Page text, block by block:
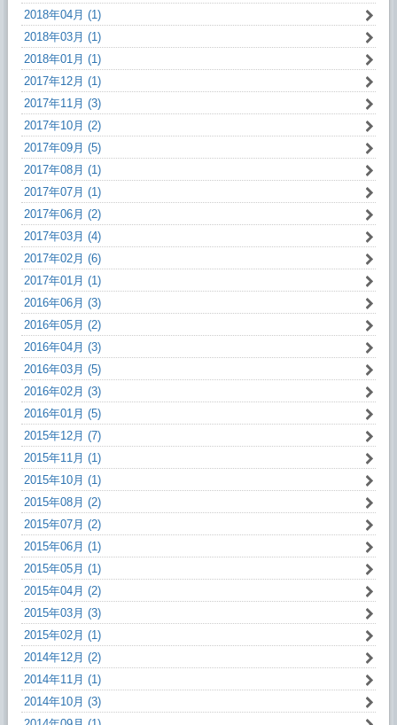
2018年04月 (1)
2018年03月 (1)
2018年01月 (1)
2017年12月 (1)
2017年11月 (3)
2017年10月 (2)
2017年09月 (5)
2017年08月 (1)
2017年07月 (1)
2017年06月 (2)
2017年03月 (4)
2017年02月 (6)
2017年01月 (1)
2016年06月 (3)
2016年05月 (2)
2016年04月 (3)
2016年03月 (5)
2016年02月 (3)
2016年01月 (5)
2015年12月 (7)
2015年11月 (1)
2015年10月 (1)
2015年08月 (2)
2015年07月 (2)
2015年06月 (1)
2015年05月 (1)
2015年04月 (2)
2015年03月 (3)
2015年02月 (1)
2014年12月 (2)
2014年11月 (1)
2014年10月 (3)